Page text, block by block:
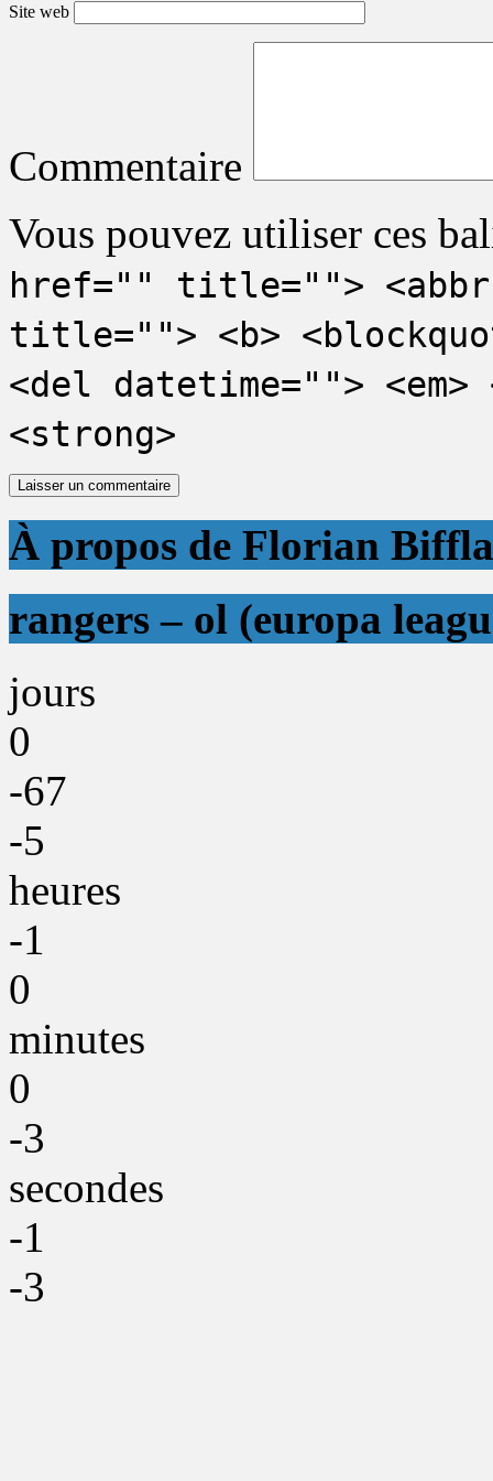
Site web
Commentaire
Vous pouvez utiliser ces
href="" title="">
title=""> <b>
<del datetime="">
<strong>
À propos de Florian
rangers – ol (europa
jours
0
-67
-5
heures
-1
0
minutes
0
-3
secondes
-1
-3